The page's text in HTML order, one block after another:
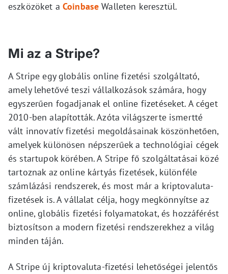
eszközöket a Coinbase Walleten keresztül.
Mi az a Stripe?
A Stripe egy globális online fizetési szolgáltató,
amely lehetővé teszi vállalkozások számára, hogy
egyszerűen fogadjanak el online fizetéseket. A céget
2010-ben alapították. Azóta világszerte ismertté
vált innovatív fizetési megoldásainak köszönhetően,
amelyek különösen népszerűek a technológiai cégek
és startupok körében. A Stripe fő szolgáltatásai közé
tartoznak az online kártyás fizetések, különféle
számlázási rendszerek, és most már a kriptovaluta-
fizetések is. A vállalat célja, hogy megkönnyítse az
online, globális fizetési folyamatokat, és hozzáférést
biztosítson a modern fizetési rendszerekhez a világ
minden táján.
A Stripe új kriptovaluta-fizetési lehetőségei jelentős